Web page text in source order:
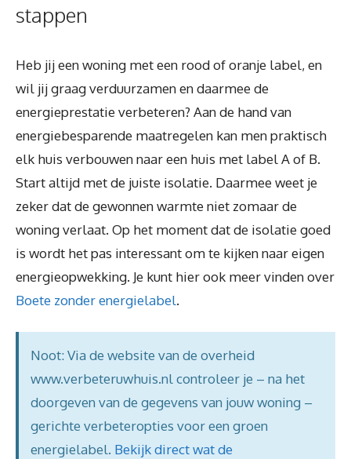
stappen
Heb jij een woning met een rood of oranje label, en
wil jij graag verduurzamen en daarmee de
energieprestatie verbeteren? Aan de hand van
energiebesparende maatregelen kan men praktisch
elk huis verbouwen naar een huis met label A of B.
Start altijd met de juiste isolatie. Daarmee weet je
zeker dat de gewonnen warmte niet zomaar de
woning verlaat. Op het moment dat de isolatie goed
is wordt het pas interessant om te kijken naar eigen
energieopwekking. Je kunt hier ook meer vinden over
Boete zonder energielabel.
Noot: Via de website van de overheid
www.verbeteruwhuis.nl controleer je – na het
doorgeven van de gegevens van jouw woning –
gerichte verbeteropties voor een groen
energielabel. Bekijk direct wat de